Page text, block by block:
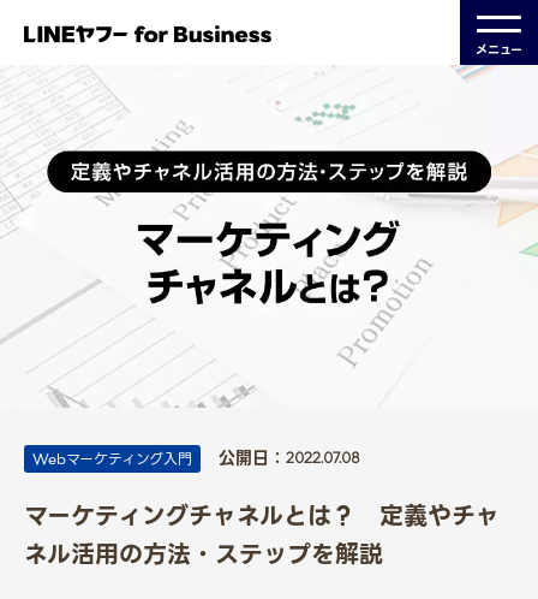
メニュー
Webマーケティング入門 公開日： 2022.07.08
マーケティングチャネルとは？ 定義やチャ
ネル活用の方法・ステップを解説